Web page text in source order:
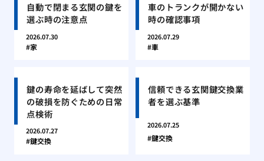
自動で閉まる玄関の鍵を
選ぶ時の注意点
2026.07.30
家
車のトランクが開かない
時の確認事項
2026.07.29
車
鍵の寿命を延ばして突然
の破損を防ぐための日常
点検術
2026.07.27
鍵交換
信頼できる玄関鍵交換業
者を選ぶ基準
2026.07.25
鍵交換